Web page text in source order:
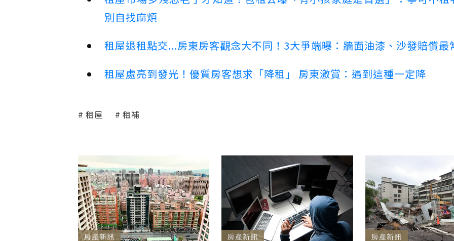
別自找麻煩
租屋退租點交...房東房客觀念大不同！3大爭端曝：牆面油漆、沙發賠償最
租屋處亮到發光！優質房客想求「降租」 房東激賞：遇到這種一定降
租屋 租補
房產新訊 房產新訊 房產新訊